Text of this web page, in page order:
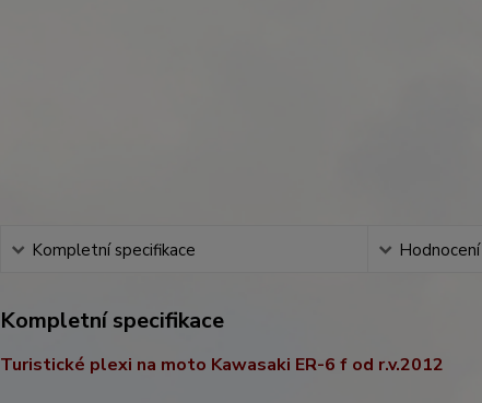
Kompletní specifikace Hodnocení
Kompletní specifikace
Turistické plexi na moto Kawasaki ER-6 f od r.v.2012